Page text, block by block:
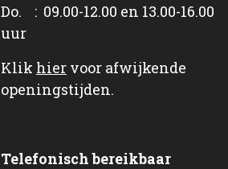
Do. : 09.00-12.00 en 13.00-16.00
uur
Klik hier voor afwijkende
openingstijden.
Telefonisch bereikbaar